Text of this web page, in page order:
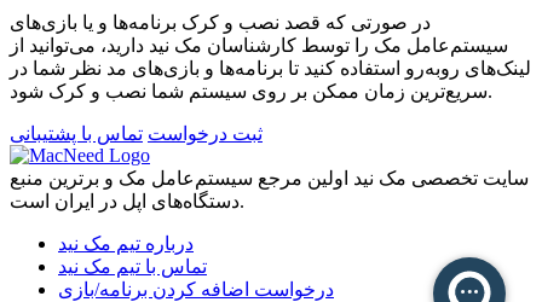
در صورتی که قصد نصب و کرک برنامه‌ها و یا بازی‌های
سیستم‌عامل مک را توسط کارشناسان مک نید دارید، می‌توانید از
لینک‌های رو‌به‌رو استفاده کنید تا برنامه‌ها و بازی‌های مد نظر شما در
سریع‌ترین زمان ممکن بر روی سیستم شما نصب و کرک شود.
ثبت درخواست تماس با پشتیبانی
سایت تخصصی مک نید اولین مرجع سیستم‌عامل مک و برترین منبع
دستگاه‌های اپل در ایران است.
درباره تیم مک نید
تماس با تیم مک نید
درخواست اضافه کردن برنامه/بازی